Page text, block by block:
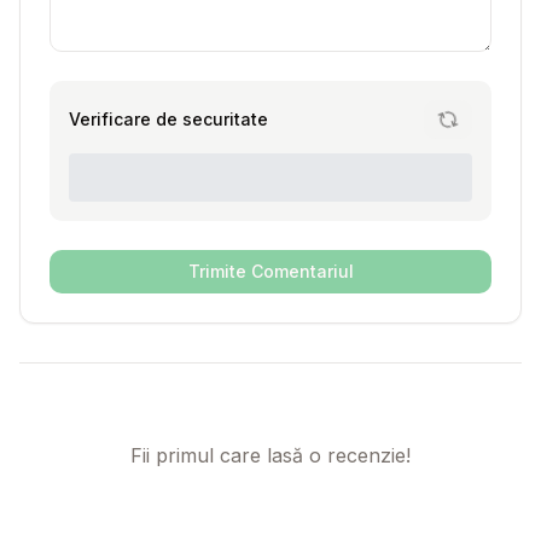
Verificare de securitate
Trimite Comentariul
Fii primul care lasă o recenzie!